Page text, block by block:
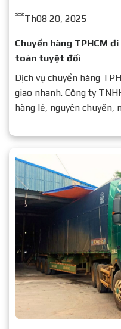
Th08 20, 2025
Chuyển hàng TPHCM
toàn tuyệt đối
Dịch vụ chuyển hàng
giao nhanh. Công ty
hàng lẻ, nguyên chuyến,